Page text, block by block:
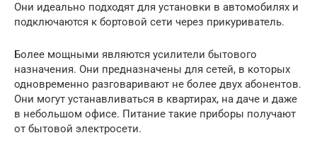
Они идеально подходят для установки в автомобилях и
подключаются к бортовой сети через прикуриватель.
Более мощными являются усилители бытового
назначения. Они предназначены для сетей, в которых
одновременно разговаривают не более двух абонентов.
Они могут устанавливаться в квартирах, на даче и даже
в небольшом офисе. Питание такие приборы получают
от бытовой электросети.